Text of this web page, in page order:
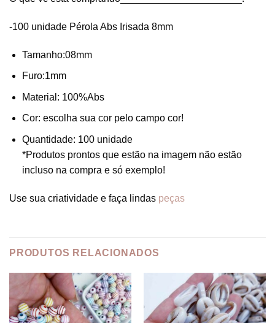
-100 unidade Pérola Abs Irisada 8mm
Tamanho:08mm
Furo:1mm
Material: 100%Abs
Cor: escolha sua cor pelo campo cor!
Quantidade: 100 unidade
*Produtos prontos que estão na imagem não estão
incluso na compra e só exemplo!
Use sua criatividade e faça lindas peças
PRODUTOS RELACIONADOS